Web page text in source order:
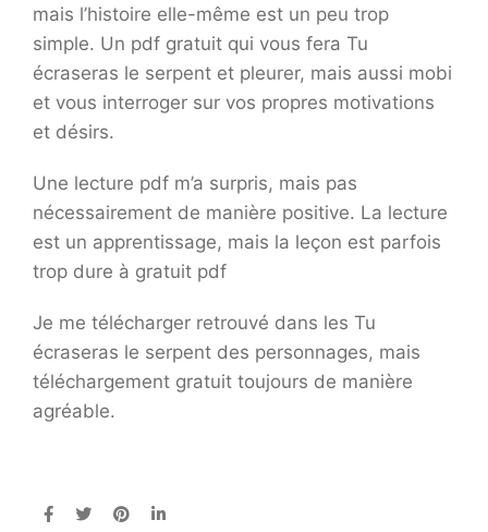
mais l’histoire elle-même est un peu trop
simple. Un pdf gratuit qui vous fera Tu
écraseras le serpent et pleurer, mais aussi mobi
et vous interroger sur vos propres motivations
et désirs.
Une lecture pdf m’a surpris, mais pas
nécessairement de manière positive. La lecture
est un apprentissage, mais la leçon est parfois
trop dure à gratuit pdf
Je me télécharger retrouvé dans les Tu
écraseras le serpent des personnages, mais
téléchargement gratuit toujours de manière
agréable.